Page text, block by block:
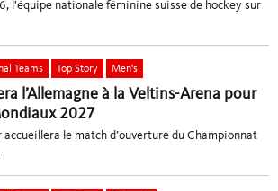
l'équipe nationale féminine suisse de hockey sur
Teams Top Story Men's
l’Allemagne à la Veltins-Arena pour
2027
le match d’ouverture du Championnat